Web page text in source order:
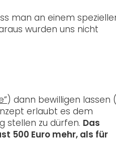
man an einem
wurden uns nicht
) dann bewilligen lassen
erlaubt es dem
stellen zu dürfen. Das
500 Euro mehr, als für